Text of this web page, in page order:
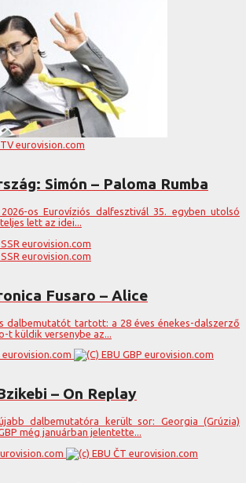
Simón – Paloma Rumba
os Eurovíziós dalfesztivál 35. egyben utolsó
lett az idei...
Fusaro – Alice
dalbemutatót tartott: a 28 éves énekes-dalszerző
t küldik versenybe az...
– On Replay
dalbemutatóra került sor: Georgia (Grúzia)
még januárban jelentette...